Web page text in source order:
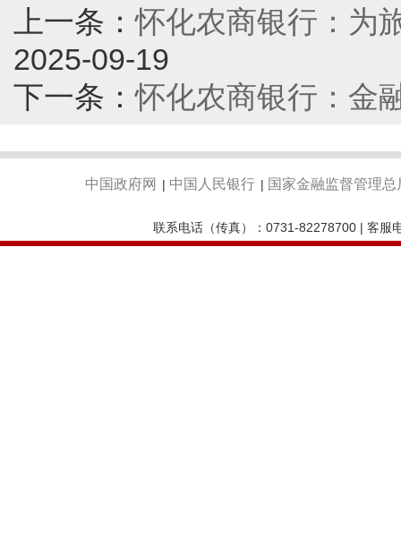
上一条：怀化农商银行：为
2025-09-19
下一条：怀化农商银行：金
中国政府网 | 中国人民银行 | 国家金融监督管理总
联系电话（传真）：0731-82278700 | 客服